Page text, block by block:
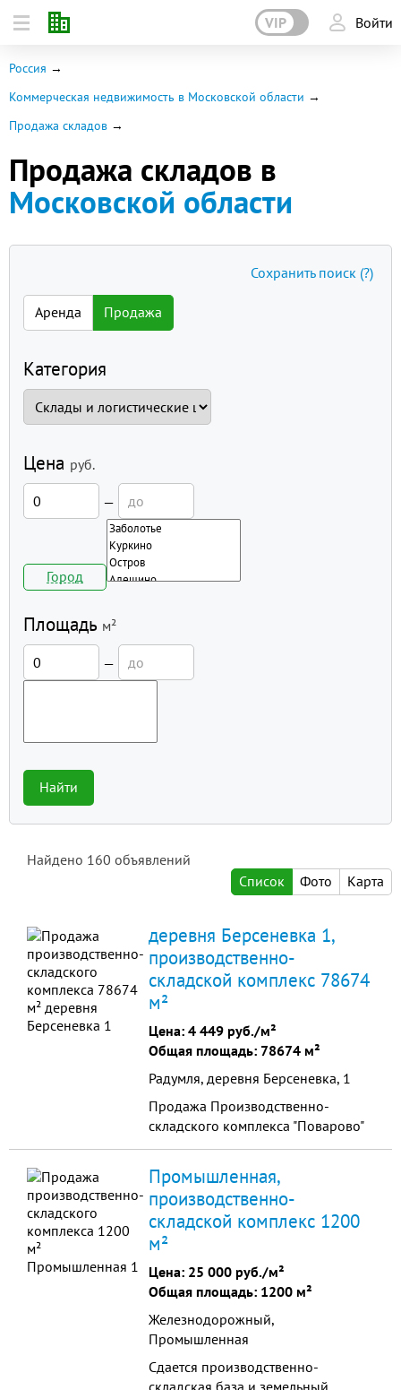
VIP Войти
Россия
Коммерческая недвижимость в Московской области
Продажа складов
Продажа складов в
Московской области
Аренда Продажа
Категория
Цена руб.
—
Город
Площадь м²
—
Найти
Сохранить поиск (?)
Найдено 160 объявлений
Список
Фото Карта
деревня Берсеневка 1,
производственно-
складской комплекс 78674
м²
Цена: 4 449 руб./м²
Общая площадь: 78674 м²
Радумля, деревня Берсеневка, 1
Продажа Производственно-
складского комплекса "Поварово"
Промышленная,
производственно-
складской комплекс 1200
м²
Цена: 25 000 руб./м²
Общая площадь: 1200 м²
Железнодорожный,
Промышленная
Сдается производственно-
складская база и земельный